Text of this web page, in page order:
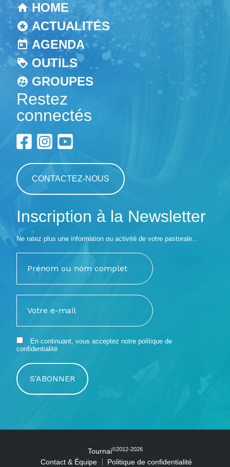
HOME
ACTUALITÉS
AGENDA
OUTILS
GROUPES
Restez
connectés
CONTACTEZ-NOUS
Inscription à la Newsletter
Ne ratez plus une information ou activité de votre pastorale...
En continuant, vous acceptez notre politique de
confidentialité
Tournai©2012-2026
Contact & Équipe Politique de confidentialité